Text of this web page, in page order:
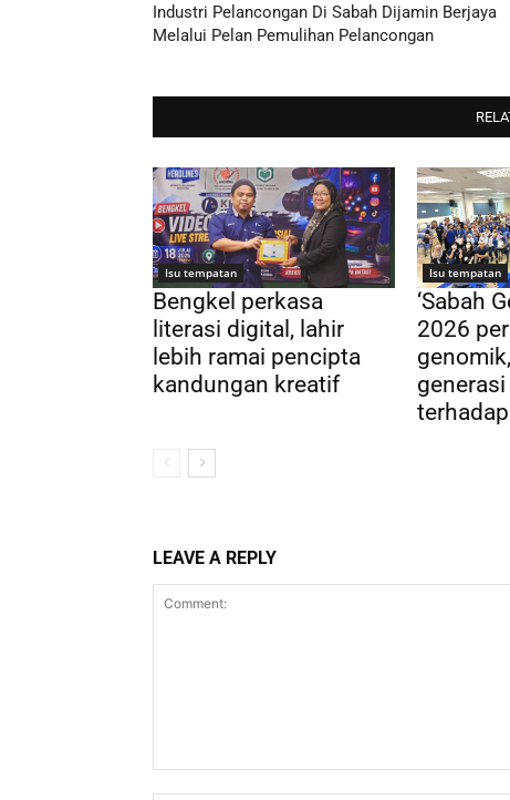
Industri Pelancongan Di Sabah Dijamin Berjaya
Melalui Pelan Pemulihan Pelancongan
Isu tempatan
Bengkel perkasa
literasi digital, lahir
lebih ramai pencipta
kandungan kreatif
Isu tempatan
‘Sabah
2026
LEAVE A REPLY